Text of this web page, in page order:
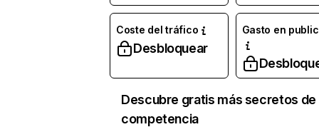
Coste del tráfico
Desbloquear
Gasto en
Descubre gratis más secretos de
competencia